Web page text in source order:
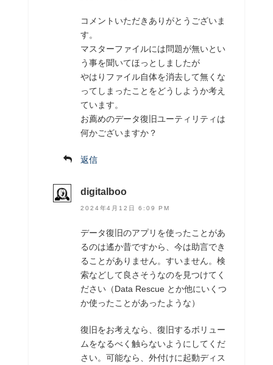
コメントいただきありがとうございま
す。
マスターファイルには問題が無いとい
う事を聞いてほっとしましたが
やはりファイル自体を消去して無くな
ってしまったことをどうしようか考え
ています。
お薦めのデータ復旧ユーティリティは
何かございますか？
返信
digitalboo
2024年4月12日 6:09 PM
データ復旧のアプリを使ったことがあ
るのは遙か昔ですから、今は助言でき
ることがありません。すいません。検
索などして良さそうなのを見つけてく
ださい（Data Rescue とか他にいくつ
か使ったことがあったような）
復旧をお考えなら、復旧するボリュー
ムをなるべく触らないようにしてくだ
さい。可能なら、外付けに起動ディス